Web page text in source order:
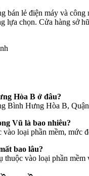
bán lẻ điện máy và
lựa chọn. Cửa hàng sở
Hòa B ở đâu?
Bình Hưng Hòa B,
Vũ là bao nhiêu?
vào loại phần mềm, mức
bao lâu?
thuộc vào loại phần